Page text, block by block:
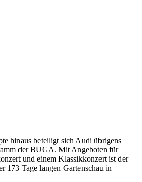
hinaus beteiligt sich Audi übrigens
der BUGA. Mit Angeboten für
und einem Klassikkonzert ist der
173 Tage langen Gartenschau in